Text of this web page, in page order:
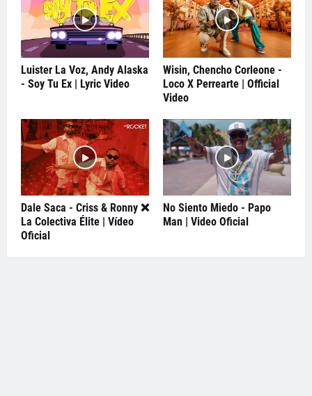
Luister La Voz, Andy Alaska
- Soy Tu Ex | Lyric Video
Wisin, Chencho Corleone -
Loco X Perrearte | Official
Video
Dale Saca - Criss & Ronny ❌
La Colectiva Élite | Vídeo
Oficial
No Siento Miedo - Papo
Man | Video Oficial